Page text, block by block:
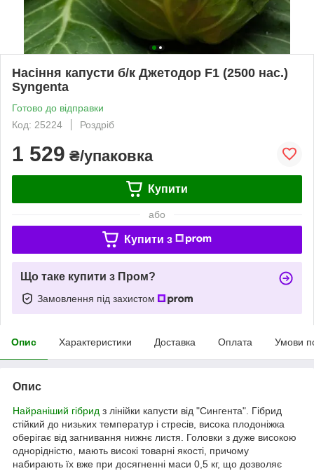
Насіння капусти б/к Джетодор F1 (2500 нас.)
Syngenta
Готово до відправки
Код: 25224
Роздріб
1 529 ₴/упаковка
Купити
або
Купити з
Що таке купити з Пром?
Замовлення під захистом
Опис Характеристики Доставка Оплата Умови
Опис
Найраніший гібрид з лінійки капусти від "Сингента". Гібрид
стійкий до низьких температур і стресів, висока плодоніжка
оберігає від загнивання нижнє листя. Головки з дуже високою
однорідністю, мають високі товарні якості, причому
набирають їх вже при досягненні маси 0,5 кг, що дозволяє